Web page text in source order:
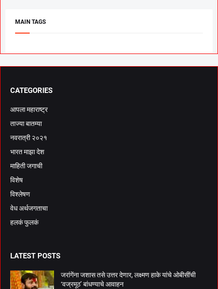
MAIN TAGS
CATEGORIES
आपला महाराष्ट्र
ताज्या बातम्या
नवरात्री २०२१
भारत माझा देश
माहिती जगाची
विशेष
विश्लेषण
वेध अर्थजगताचा
हलकं फुलकं
LATEST POSTS
जरांगेंना जशास तसे उत्तर देणार, लक्ष्मण हाके यांचे ओबीसींची
‘वज्रमूठ’ बांधण्याचे आवाहन